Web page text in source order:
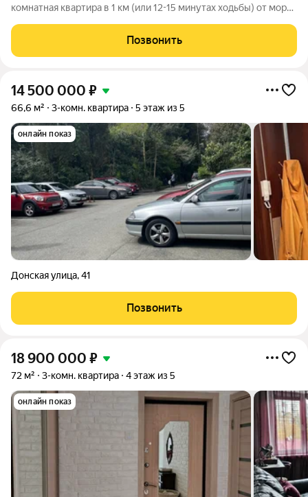
комнатная квартира в 1 км (или 12-15 минутах ходьбы) от моря.
людей, желающих в полной мере насладиться жизнью в
южном городе, в
Позвонить
14 500 000 ₽
66,6 м² 3-комн. квартира 5 этаж из 5
онлайн показ
Донская улица,41
Позвонить
18 900 000 ₽
72 м² 3-комн. квартира 4 этаж из 5
онлайн показ